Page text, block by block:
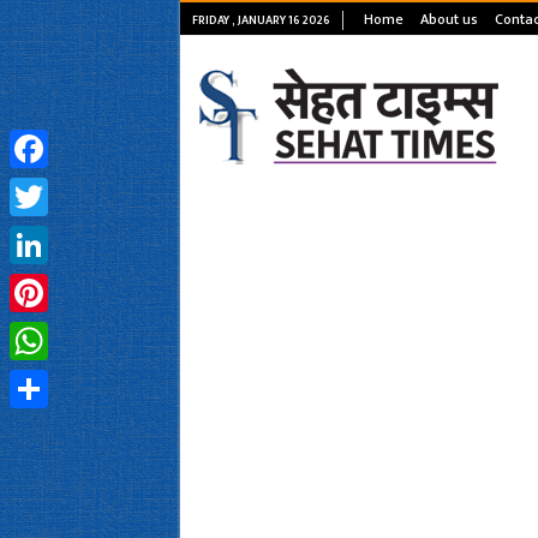
FRIDAY , JANUARY 16 2026 Home About us
Facebook
Twitter
LinkedIn
Pinterest
WhatsApp
Share